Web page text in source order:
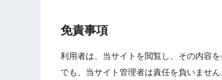
免責事項
利用者は、当サイトを閲覧し、その内容
でも、当サイト管理者は責任を負いませ